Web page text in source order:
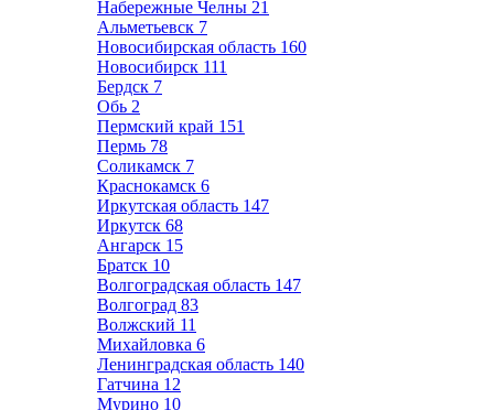
Набережные Челны 21
Альметьевск 7
Новосибирская область 160
Новосибирск 111
Бердск 7
Обь 2
Пермский край 151
Пермь 78
Соликамск 7
Краснокамск 6
Иркутская область 147
Иркутск 68
Ангарск 15
Братск 10
Волгоградская область 147
Волгоград 83
Волжский 11
Михайловка 6
Ленинградская область 140
Гатчина 12
Мурино 10